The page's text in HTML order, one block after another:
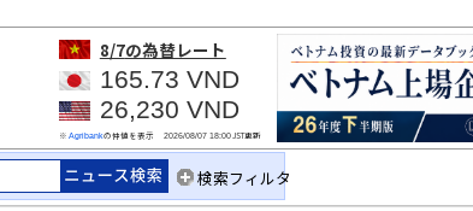
8/7の為替レート
165.73 VND
26,230 VND
※ Agribankの仲値を表示 2026/08/07 18:00JST更新
検索フィルタ